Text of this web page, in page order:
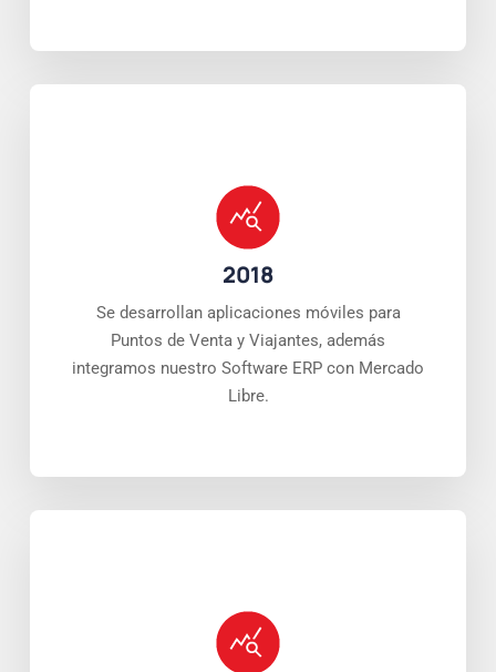
2018
Se desarrollan aplicaciones móviles para
Puntos de Venta y Viajantes, además
integramos nuestro Software ERP con Mercado
Libre.